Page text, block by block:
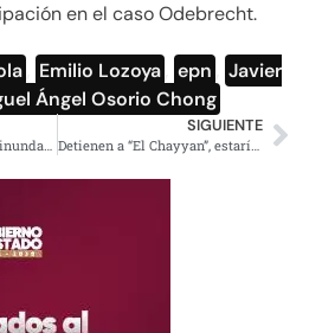
en el caso Odebrecht.
Emilio Lozoya epn
Javier
Ángel Osorio Chong
Estoy pendiente de las inundaciones en Tabasco: AMLO
SIGUIENTE
Detienen a “El Chayyan”, estaría relacionado con asesinato de los niños descuartizados